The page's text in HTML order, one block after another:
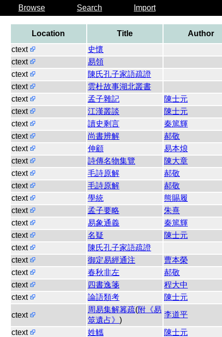
Browse Search Import
Location Title
Author
ctext
史懷
ctext
易領
ctext
陳氏孔子家語疏證
ctext
雲杜故事湖北叢書
ctext
孟子雜記
陳士元
ctext
江漢叢談
陳士元
ctext
讀史剩言
秦篤輝
ctext
尚書辨解
郝敬
ctext
伸顧
易本烺
ctext
詩傳名物集覽
陳大章
ctext
毛詩原解
郝敬
ctext
毛詩原解
郝敬
ctext
學統
熊賜履
ctext
孟子要略
朱熹
ctext
易象通義
秦篤輝
ctext
名疑
陳士元
ctext
陳氏孔子家語疏證
ctext
御定易經通注
曹本榮
ctext
春秋非左
郝敬
ctext
四書逸箋
程大中
ctext
論語類考 陳士元
ctext
周易集解篹疏(附《易
筮遺占》 )
李道平
ctext 姓觿
陳士元